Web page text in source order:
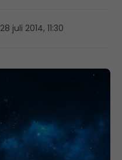
28 juli 2014, 11:30